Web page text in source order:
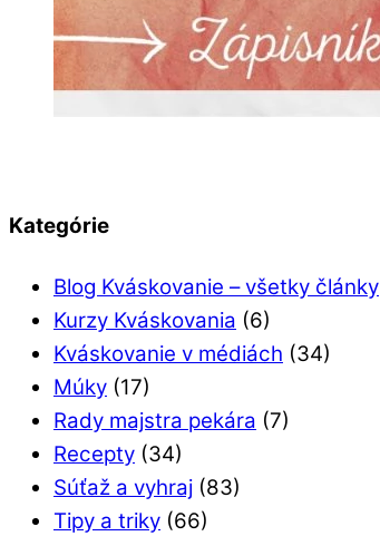
Kategórie
Blog Kváskovanie – všetky články
Kurzy Kváskovania (6)
Kváskovanie v médiách (34)
Múky (17)
Rady majstra pekára (7)
Recepty (34)
Súťaž a vyhraj (83)
Tipy a triky (66)